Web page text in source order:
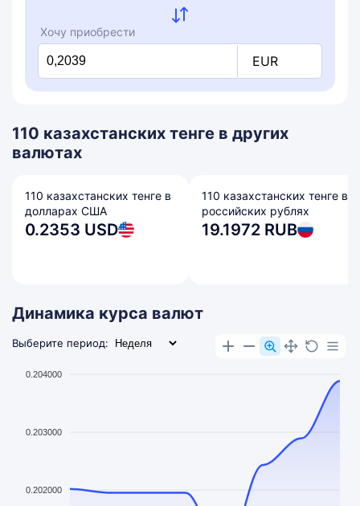
Хочу приобрести
EUR
110 казахстанских тенге в других
валютах
110 казахстанских тенге в
долларах США
0.2353 USD
110 казахстанских тенге в
российских рублях
19.1972 RUB
Динамика курса валют
Выберите период:
0.204000
0.203000
0.202000